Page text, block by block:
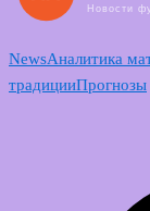
NewsАналитика
традицииПрогнозы